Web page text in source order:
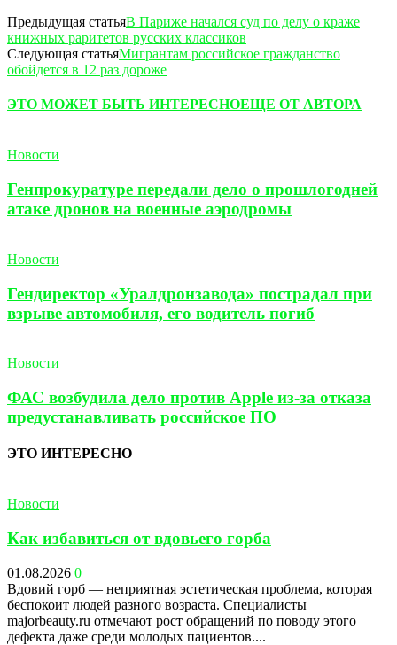
Предыдущая статьяВ Париже начался суд по делу о краже
книжных раритетов русских классиков
Следующая статьяМигрантам российское гражданство
обойдется в 12 раз дороже
ЭТО МОЖЕТ БЫТЬ ИНТЕРЕСНОЕЩЕ ОТ АВТОРА
Новости
Генпрокуратуре передали дело о прошлогодней
атаке дронов на военные аэродромы
Новости
Гендиректор «Уралдронзавода» пострадал при
взрыве автомобиля, его водитель погиб
Новости
ФАС возбудила дело против Apple из-за отказа
предустанавливать российское ПО
ЭТО ИНТЕРЕСНО
Новости
Как избавиться от вдовьего горба
01.08.2026 0
Вдовий горб — неприятная эстетическая проблема, которая
беспокоит людей разного возраста. Специалисты
majorbeauty.ru отмечают рост обращений по поводу этого
дефекта даже среди молодых пациентов....